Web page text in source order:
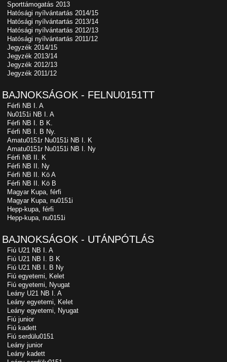
Sporttámogatás 2013
Hatósági nyílvántartás 2014/15
Hatósági nyílvántartás 2013/14
Hatósági nyílvántartás 2012/13
Hatósági nyílvántartás 2011/12
Jegyzék 2014/15
Jegyzék 2013/14
Jegyzék 2012/13
Jegyzék 2011/12
BAJNOKSÁGOK - FELNU0151TT
Férfi NB I. A
Nu0151i NB I. A
Férfi NB I. B K.
Férfi NB I. B Ny.
Amatu0151r Nu0151i NB I. K
Amatu0151r Nu0151i NB I. Ny
Férfi NB II. K
Férfi NB II. Ny
Férfi NB II. Kö A
Férfi NB II. Kö B
Magyar Kupa, férfi
Magyar Kupa, nu0151i
Hepp-kupa, férfi
Hepp-kupa, nu0151i
BAJNOKSÁGOK - UTÁNPÓTLÁS
Fiú U21 NB I. A
Fiú U21 NB I. B K
Fiú U21 NB I. B Ny
Fiú egyetemi, Kelet
Fiú egyetemi, Nyugat
Leány U21 NB I. A
Leány egyetemi, Kelet
Leány egyetemi, Nyugat
Fiú junior
Fiú kadett
Fiú serdülu0151
Leány junior
Leány kadett